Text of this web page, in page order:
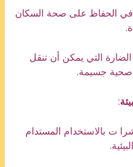
في الحفاظ على صحة السكان
التي يمكن أن تنقل
جسيمة.
:
ت بالاستخدام المستدام